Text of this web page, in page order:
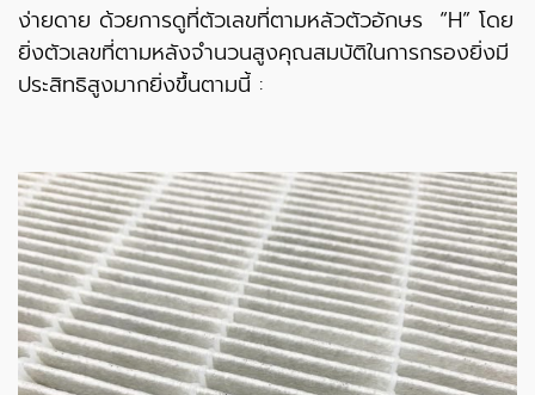
ง่ายดาย ด้วยการดูที่ตัวเลขที่ตามหลัวตัวอักษร “H” โดย
ยิ่งตัวเลขที่ตามหลังจำนวนสูงคุณสมบัติในการกรองยิ่งมี
ประสิทธิสูงมากยิ่งขึ้นตามนี้ :